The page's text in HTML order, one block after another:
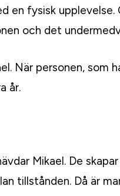
en fysisk
och det
När personen,
år.
Mikael. De
tillstånden. Då är